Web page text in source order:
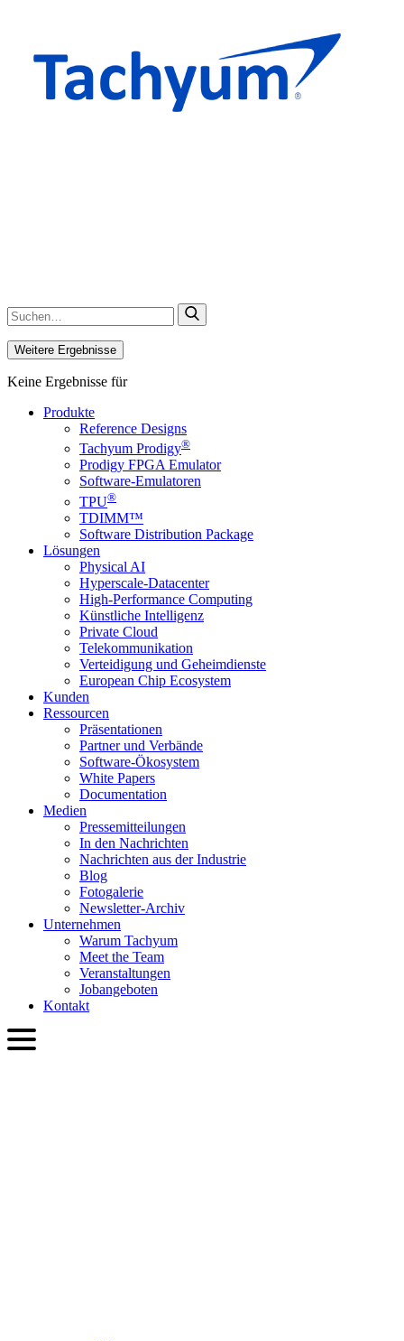
Weitere Ergebnisse
Keine Ergebnisse für
Produkte
Reference Designs
Tachyum Prodigy®
Prodigy FPGA Emulator
Software-Emulatoren
TPU®
TDIMM™
Software Distribution Package
Lösungen
Physical AI
Hyperscale-Datacenter
High-Performance Computing
Künstliche Intelligenz
Private Cloud
Telekommunikation
Verteidigung und Geheimdienste
European Chip Ecosystem
Kunden
Ressourcen
Präsentationen
Partner und Verbände
Software-Ökosystem
White Papers
Documentation
Medien
Presse­mitteilungen
In den Nachrichten
Nachrichten aus der Industrie
Blog
Fotogalerie
Newsletter-Archiv
Unternehmen
Warum Tachyum
Meet the Team
Veranstaltungen
Jobangeboten
Kontakt